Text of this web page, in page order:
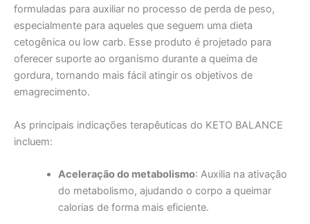
formuladas para auxiliar no processo de perda de peso,
especialmente para aqueles que seguem uma dieta
cetogênica ou low carb. Esse produto é projetado para
oferecer suporte ao organismo durante a queima de
gordura, tornando mais fácil atingir os objetivos de
emagrecimento.
As principais indicações terapêuticas do KETO BALANCE
incluem:
Aceleração do metabolismo: Auxilia na ativação
do metabolismo, ajudando o corpo a queimar
calorias de forma mais eficiente.